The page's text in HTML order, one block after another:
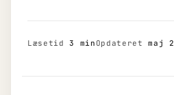
Læsetid3 min Opdateretmaj